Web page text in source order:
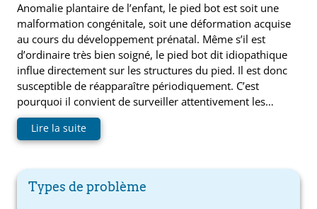
Anomalie plantaire de l’enfant, le pied bot est soit une
malformation congénitale, soit une déformation acquise
au cours du développement prénatal. Même s’il est
d’ordinaire très bien soigné, le pied bot dit idiopathique
influe directement sur les structures du pied. Il est donc
susceptible de réapparaître périodiquement. C’est
pourquoi il convient de surveiller attentivement les…
Lire la suite
Types de problème